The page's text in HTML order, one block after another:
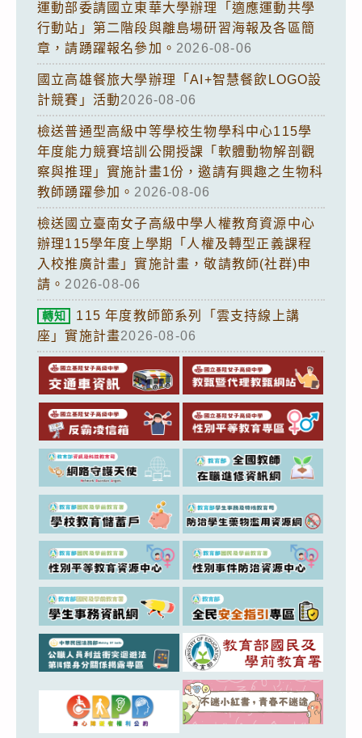
運動部委請國立東華大學辦理「適應運動共學
行動站」第二階段與離島場研習海報及各區簡
章，請踴躍報名參加。 2026-08-06
國立高雄餐旅大學辦理「AI+智慧餐飲LOGO設
計競賽」活動2026-08-06
檢送普通型高級中等學校生物學科中心115學
年度能力競賽培訓公開授課「軟體動物解剖觀
察與推理」實施計畫1份，邀請有興趣之生物科
教師踴躍參加。 2026-08-06
檢送國立臺南女子高級中學人權教育資源中心
辦理115學年度上學期「人權及轉型正義課程
入校推廣計畫」實施計畫，敬請教師(社群)申
請。 2026-08-06
轉知
115 年度教師節系列「雲支持線上講
座」實施計畫2026-08-06